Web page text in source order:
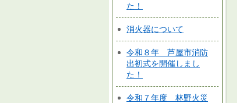
た！
消火器について
令和８年 芦屋市消防
出初式を開催しまし
た！
令和７年度 林野火災